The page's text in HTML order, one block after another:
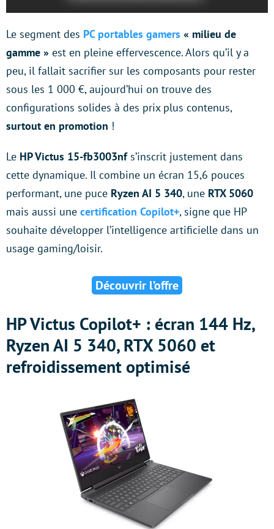
Le segment des PC portables gamers « milieu de
gamme » est en pleine effervescence. Alors qu’il y a
peu, il fallait sacrifier sur les composants pour rester
sous les 1 000 €, aujourd’hui on trouve des
configurations solides à des prix plus contenus,
surtout en promotion !
Le HP Victus 15-fb3003nfs’inscrit justement dans
cette dynamique. Il combine un écran 15,6 pouces
performant, une puce Ryzen AI 5 340, une RTX 5060
mais aussi une certification Copilot+, signe que HP
souhaite développer l’intelligence artificielle dans un
usage gaming/loisir.
Découvrir l’offre
HP Victus Copilot+ : écran 144 Hz,
Ryzen AI 5 340, RTX 5060 et
refroidissement optimisé